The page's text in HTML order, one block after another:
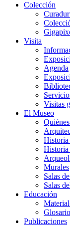
Colección
Visita
Agenda
Visitas
El Museo
Historia
Historia
Murales
Salas
Salas
Educación
Glosario
Publicaciones